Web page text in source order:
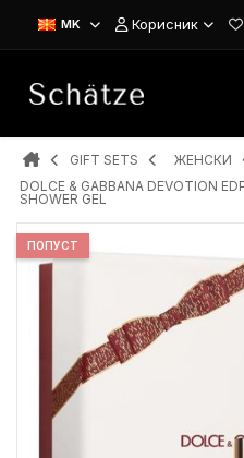
MK Корисник
GIFT SETS
ЖЕНСКИ
DOLCE & GABBANA DEVOTION
SHOWER GEL
ПОПУСТ